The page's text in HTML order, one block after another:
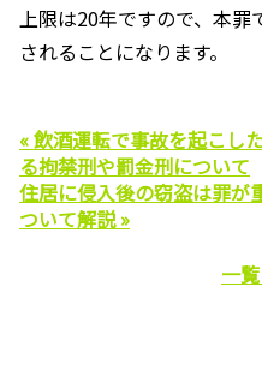
上限は20年ですので、本罪
されることになります。
« 飲酒運転で事故を起こし
る拘禁刑や罰金刑について
住居に侵入後の窃盗は罪が
ついて解説 »
一